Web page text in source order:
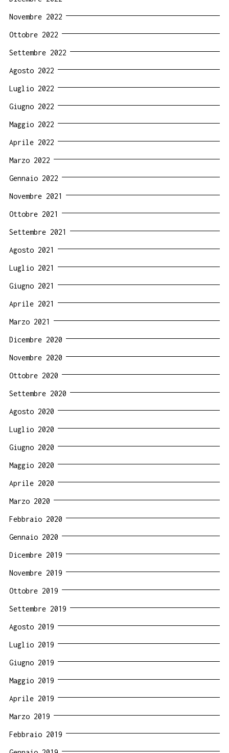
Novembre 2022
Ottobre 2022
Settembre 2022
Agosto 2022
Luglio 2022
Giugno 2022
Maggio 2022
Aprile 2022
Marzo 2022
Gennaio 2022
Novembre 2021
Ottobre 2021
Settembre 2021
Agosto 2021
Luglio 2021
Giugno 2021
Aprile 2021
Marzo 2021
Dicembre 2020
Novembre 2020
Ottobre 2020
Settembre 2020
Agosto 2020
Luglio 2020
Giugno 2020
Maggio 2020
Aprile 2020
Marzo 2020
Febbraio 2020
Gennaio 2020
Dicembre 2019
Novembre 2019
Ottobre 2019
Settembre 2019
Agosto 2019
Luglio 2019
Giugno 2019
Maggio 2019
Aprile 2019
Marzo 2019
Febbraio 2019